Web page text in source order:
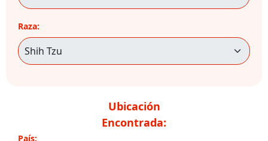
Raza:
Ubicación
Encontrada:
País: